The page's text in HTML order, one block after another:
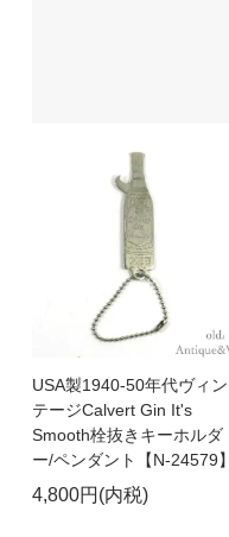
USA製1940-50年代ヴィン
テージCalvert Gin It's
Smooth栓抜きキーホルダ
ー/ペンダント【N-24579】
4,800円(内税)